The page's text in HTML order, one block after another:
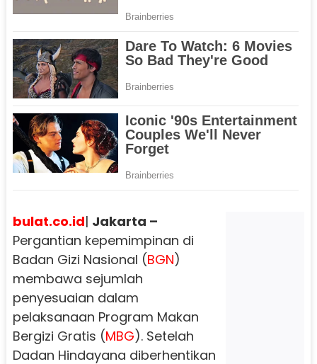
bulat.co.id| Jakarta –
Pergantian kepemimpinan di
Badan Gizi Nasional (BGN)
membawa sejumlah
penyesuaian dalam
pelaksanaan Program Makan
Bergizi Gratis (MBG). Setelah
Dadan Hindayana diberhentikan